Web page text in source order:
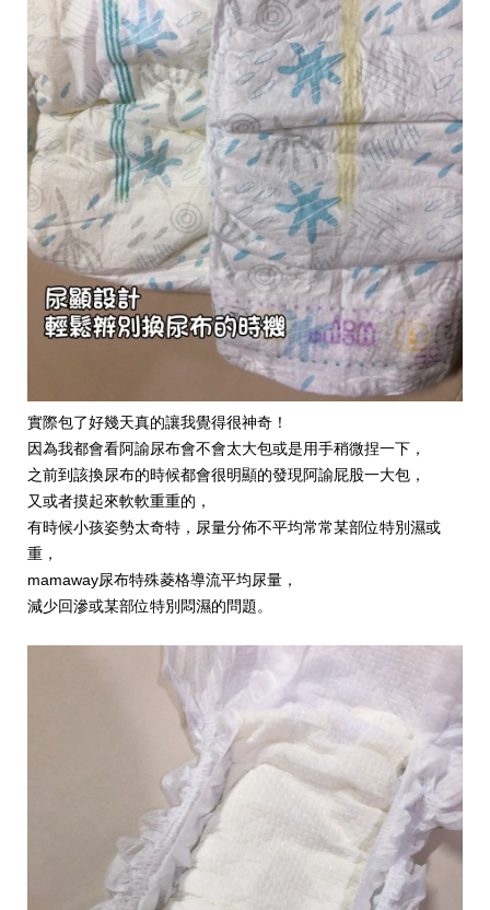
實際包了好幾天真的讓我覺得很神奇！
因為我都會看阿諭尿布會不會太大包或是用手稍微捏一下，
之前到該換尿布的時候都會很明顯的發現阿諭屁股一大包，
又或者摸起來軟軟重重的，
有時候小孩姿勢太奇特，尿量分佈不平均常常某部位特別濕或
重，
mamaway尿布特殊菱格導流平均尿量，
減少回滲或某部位特別悶濕的問題。